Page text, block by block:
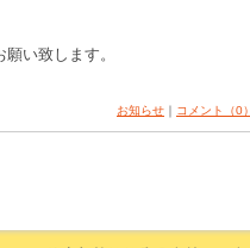
い致します。
お知らせ ｜ コメント（0）